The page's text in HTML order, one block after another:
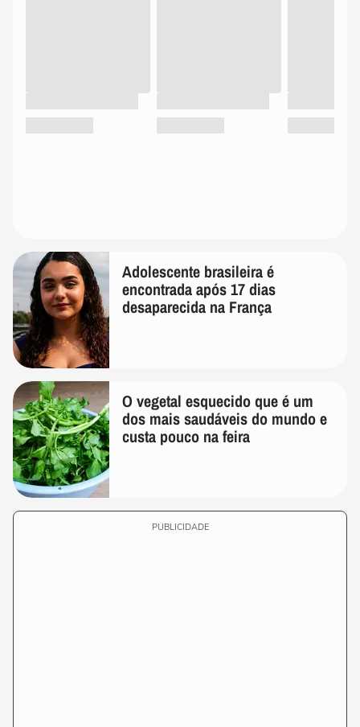
Adolescente brasileira é
encontrada após 17 dias
desaparecida na França
O vegetal esquecido que é um
dos mais saudáveis do mundo e
custa pouco na feira
PUBLICIDADE